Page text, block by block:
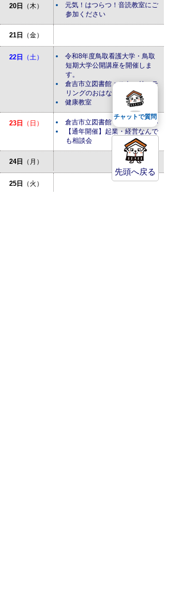
20日 （木）
元気！はつらつ！音読教室にご
参加ください
21日 （金）
22日 （土）
令和8年度鳥取看護大学・鳥取
短期大学公開講座を開催しま
す。
倉吉市立図書館：ストーリーテ
リングのおはなし会
健康教室
23日 （日）
倉吉市立図書館：おはなしかい
【通年開催】起業・経営なんで
も相談会
24日 （月）
25日 （火）
先頭へ戻る
チャットで質問